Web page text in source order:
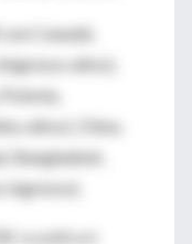
Canadá,
altos),
altos), China,
Bangladesh,